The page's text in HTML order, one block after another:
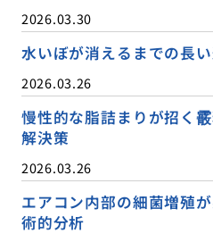
2026.03.30
水いぼが消えるまでの長
2026.03.26
慢性的な脂詰まりが招く
解決策
2026.03.26
エアコン内部の細菌増殖
術的分析